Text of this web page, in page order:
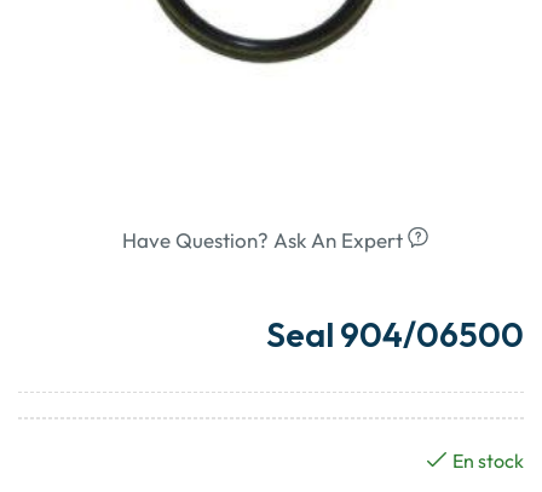
Have Question? Ask An Expert
Seal 904/06500
En stock